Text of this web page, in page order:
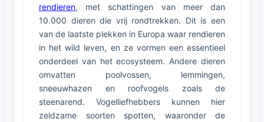
rendieren, met schattingen van meer dan
10.000 dieren die vrij rondtrekken. Dit is een
van de laatste plekken in Europa waar rendieren
in het wild leven, en ze vormen een essentieel
onderdeel van het ecosysteem. Andere dieren
omvatten poolvossen, lemmingen,
sneeuwhazen en roofvogels zoals de
steenarend. Vogelliefhebbers kunnen hier
zeldzame soorten spotten, waaronder de